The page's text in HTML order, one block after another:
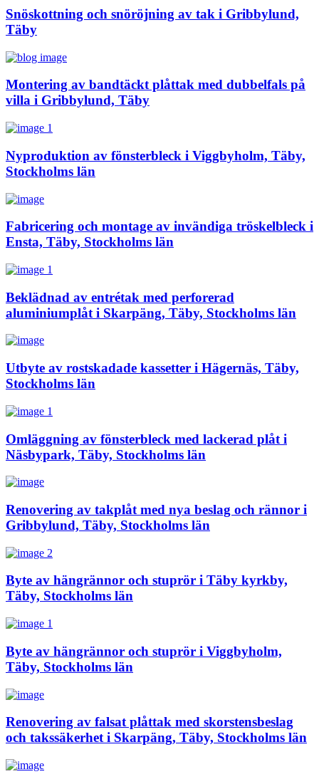
Snöskottning och snöröjning av tak i Gribbylund,
Täby
Montering av bandtäckt plåttak med dubbelfals på
villa i Gribbylund, Täby
Nyproduktion av fönsterbleck i Viggbyholm, Täby,
Stockholms län
Fabricering och montage av invändiga tröskelbleck i
Ensta, Täby, Stockholms län
Beklädnad av entrétak med perforerad
aluminiumplåt i Skarpäng, Täby, Stockholms län
Utbyte av rostskadade kassetter i Hägernäs, Täby,
Stockholms län
Omläggning av fönsterbleck med lackerad plåt i
Näsbypark, Täby, Stockholms län
Renovering av takplåt med nya beslag och rännor i
Gribbylund, Täby, Stockholms län
Byte av hängrännor och stuprör i Täby kyrkby,
Täby, Stockholms län
Byte av hängrännor och stuprör i Viggbyholm,
Täby, Stockholms län
Renovering av falsat plåttak med skorstensbeslag
och takssäkerhet i Skarpäng, Täby, Stockholms län